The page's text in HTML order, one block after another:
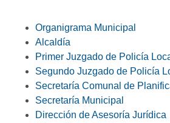
Organigrama Municipal
Alcaldía
Primer Juzgado de Policía
Segundo Juzgado de Policía
Secretaría Comunal de
Secretaría Municipal
Dirección de Asesoría Jurídica